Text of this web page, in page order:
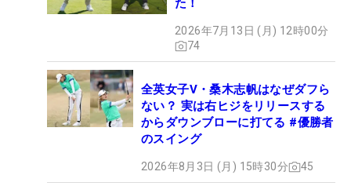
た！
2026年7月13日 (月) 12時00分
74
全英女子V・桑木志帆はなぜダフら
ない？ 実は右ヒジをリリースする
からダウンブローに打てる #優勝者
のスイング
2026年8月3日 (月) 15時30分 45